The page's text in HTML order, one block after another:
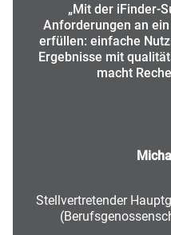
„Mit der iFinder-
Anforderungen an
erfüllen: einfache
Ergebnisse mit
macht
Stellvertretender